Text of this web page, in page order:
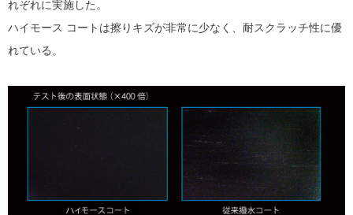
れぞれに実施した。
ハイモース コートは擦りキズが非常に少なく、耐スクラッチ性に優
れている。